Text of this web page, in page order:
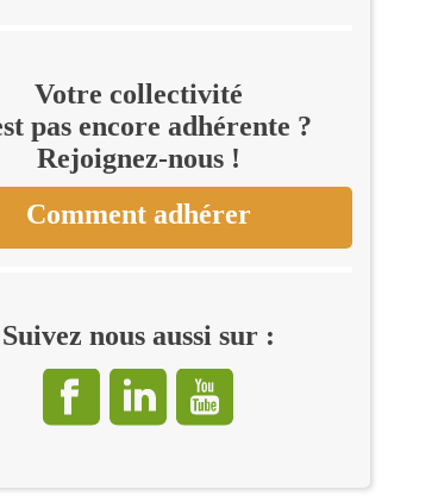
Votre collectivité
pas encore adhérente ?
Rejoignez-nous !
Comment adhérer
Suivez nous aussi sur :